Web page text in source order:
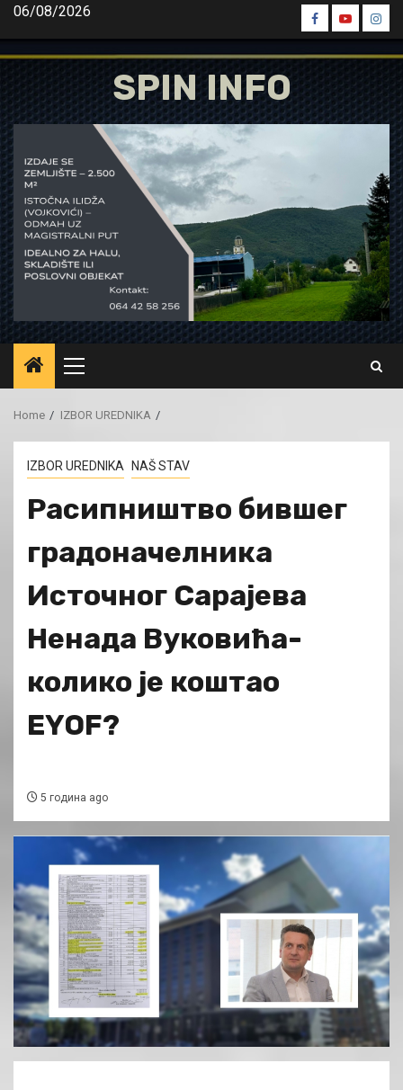
Skip
content
06/08/2026
Spin
Facebook
Spin
Youtube
Spin
SPIN INFO
Primary
Menu
Home IZBOR UREDNIKA
IZBOR UREDNIKA NAŠ STAV
Расипништво бившег
градоначелника
Источног Сарајева
Ненада Вуковића-
колико је коштао
EYOF?
5 година ago